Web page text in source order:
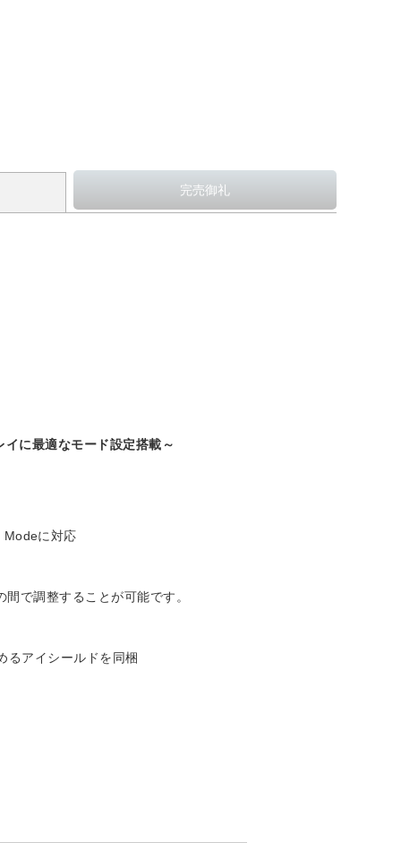
に最適なモード設定搭載～
Modeに対応
で調整することが可能です。
るアイシールドを同梱